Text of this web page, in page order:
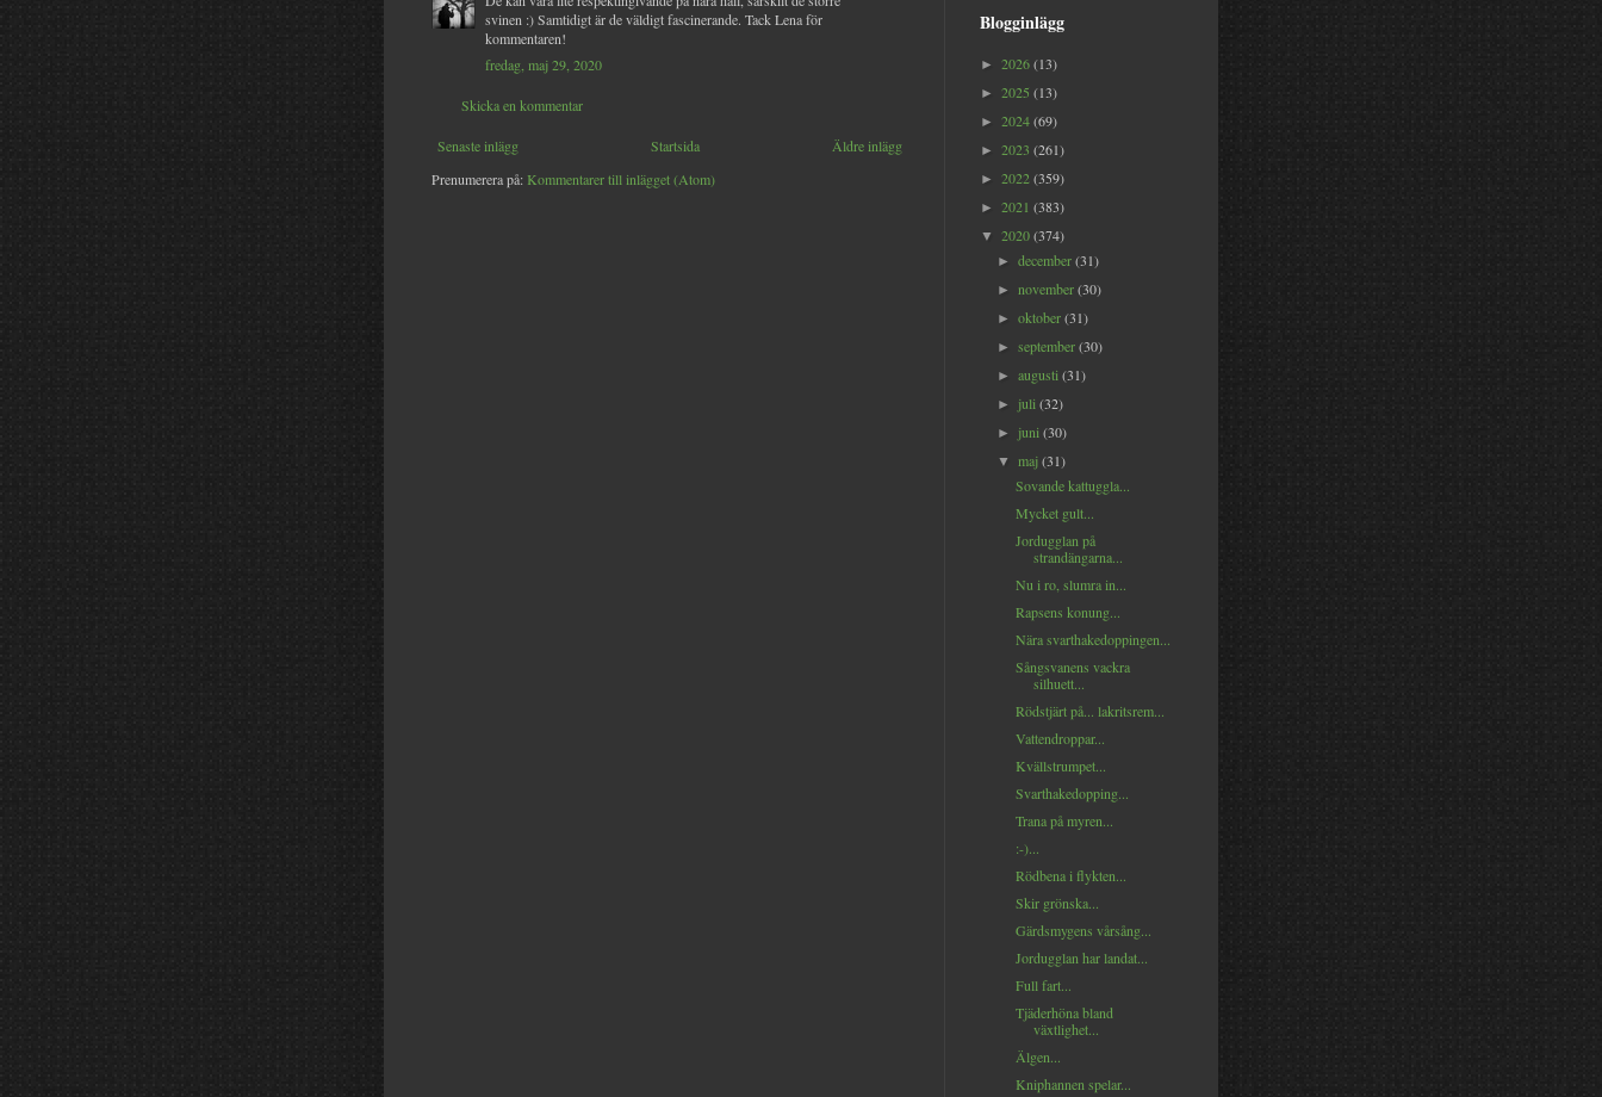
svinen :) Samtidigt är de väldigt fascinerande. Tack Lena för
kommentaren!
fredag, maj 29, 2020
Skicka en kommentar
Senaste inlägg Äldre inlägg
Startsida
Prenumerera på: Kommentarer till inlägget (Atom)
Blogginlägg
► 2026(13)
► 2025 (13)
► 2024(69)
► 2023 (261)
► 2022(359)
► 2021 (383)
▼ 2020(374)
►december(31)
►november(30)
►oktober(31)
►september(30)
►augusti(31)
► juli(32)
► juni(30)
▼maj(31)
Sovande kattuggla...
Mycket gult...
Jordugglan på
strandängarna...
Nu i ro, slumra in...
Rapsens konung...
Nära svarthakedoppingen...
Sångsvanens vackra
silhuett...
Rödstjärt på... lakritsrem...
Vattendroppar...
Kvällstrumpet...
Svarthakedopping...
Trana på myren...
:-)...
Rödbena i flykten...
Skir grönska...
Gärdsmygens vårsång...
Jordugglan har landat...
Full fart...
Tjäderhöna bland
växtlighet...
Älgen...
Kniphannen spelar...